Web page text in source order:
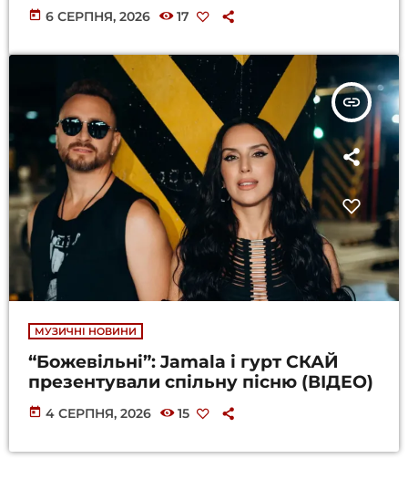
today 6 СЕРПНЯ, 2026 17
insert_link
МУЗИЧНІ НОВИНИ
“Божевільні”: Jamala і гурт СКАЙ
презентували спільну пісню (ВІДЕО)
today 4 СЕРПНЯ, 2026 15